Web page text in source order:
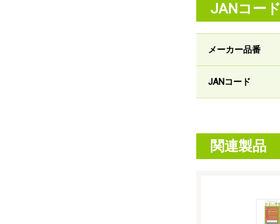
JANコード
メーカー品番
JANコード
関連製品